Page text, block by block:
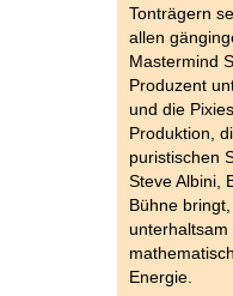
Tonträgern
allen
Mastermind
Produzent
und die
Produktion,
puristischen
Steve Albini,
Bühne
Energie.